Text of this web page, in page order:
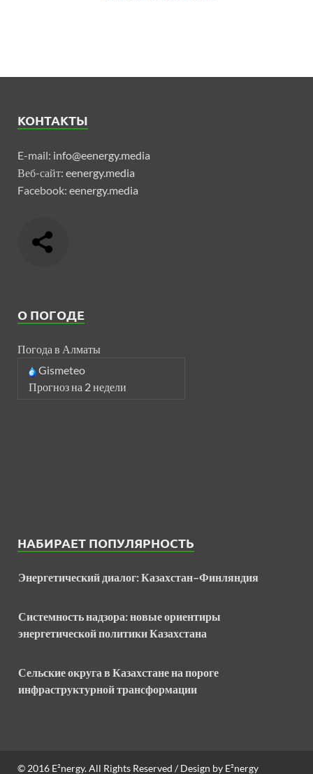
КОНТАКТЫ
E-mail: info@eenergy.media
Веб-сайт: eenergy.media
Facebook: eenergy.media
О ПОГОДЕ
Погода в Алматы
Gismeteo
Прогноз на 2 недели
НАБИРАЕТ ПОПУЛЯРНОСТЬ
Энергетический диалог: Казахстан–Финляндия
Системность надзора: новые ориентиры
энергетической политики Казахстана
Сельские округа в Казахстане на пороге
инфраструктурной трансформации
© 2016 E²nergy. All Rights Reserved / Design by E²nergy